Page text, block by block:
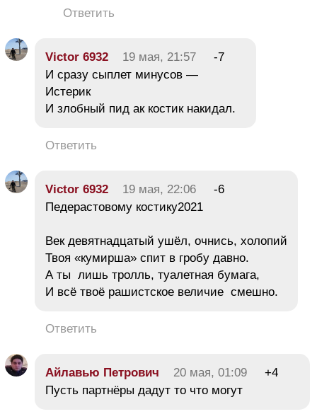
Ответить
Victor 6932 19 мая, 21:57
-7
И сразу сыплет минусов —
Истерик
И злобный пид ак костик накидал.
Ответить
Victor 6932 19 мая, 22:06
-6
Педерастовому костику2021
Век девятнадцатый ушёл, очнись, холопий
Твоя «кумирша» спит в гробу давно.
А ты лишь тролль, туалетная бумага,
И всё твоё рашистское величие смешно.
Ответить
Айлавью Петрович 20 мая, 01:09
+4
Пусть партнёры дадут то что могут